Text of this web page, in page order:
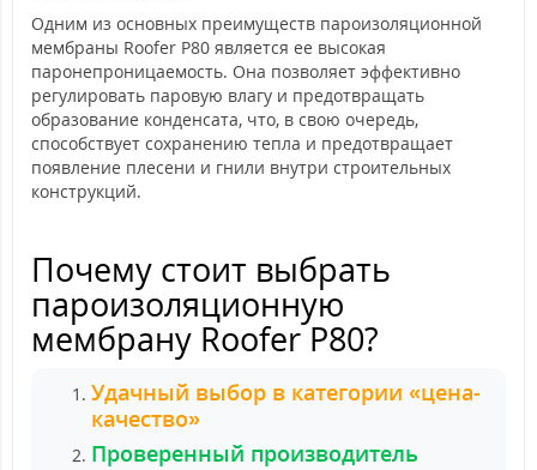
Одним из основных преимуществ пароизоляционной
мембраны Roofer P80 является ее высокая
паронепроницаемость. Она позволяет эффективно
регулировать паровую влагу и предотвращать
образование конденсата, что, в свою очередь,
способствует сохранению тепла и предотвращает
появление плесени и гнили внутри строительных
конструкций.
Почему стоит выбрать
пароизоляционную
мембрану Roofer P80?
Удачный выбор в категории «цена-
качество»
Проверенный производитель